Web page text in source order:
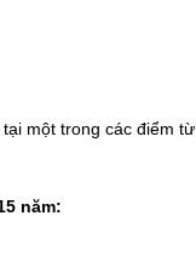
một trong các điểm từ
năm: